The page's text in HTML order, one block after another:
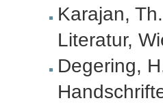
Karajan,
Literatur,
Degering,